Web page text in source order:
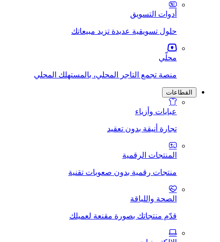
أدوات التسويق
حلول تسويقية عديدة تزيد مبيعاتك
محلّي
منصة تجمع التاجر المحلي، بالمستهلك المحلي
القطاعات
عبايات وأزياء
تجارة أنيقة بدون تعقيد
المنتجات الرقمية
منتجات رقمية بدون صعوبات تقنية
الصحة واللياقة
قدّم منتجاتك بصورة مقنعة لعميلك